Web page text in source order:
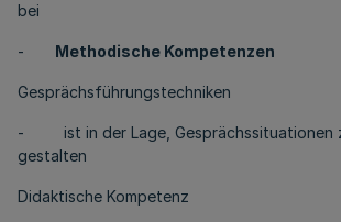
bei
- Methodische Kompetenzen
Gesprächsführungstechniken
- ist in der Lage, Gesprächssituationen
gestalten
Didaktische Kompetenz